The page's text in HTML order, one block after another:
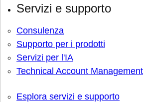
Servizi e supporto
Consulenza
Supporto per i prodotti
Servizi per l'IA
Technical Account Management
Esplora servizi e supporto